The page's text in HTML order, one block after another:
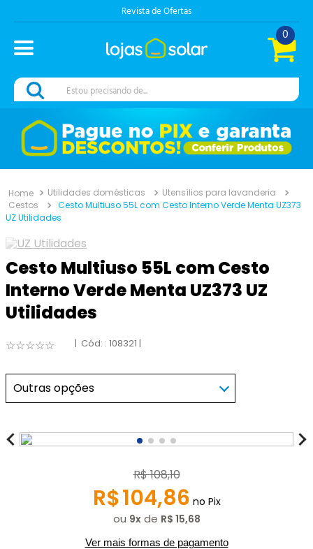
Revista de Ofertas
0
Estou precisando de...
Utilidades domésticas
Utensílios para lavanderia
Cestos
Cesto Multiuso 55L com Cesto Interno Verde Menta UZ373
UZ Utilidades
Cesto Multiuso 55L com Cesto
Interno Verde Menta UZ373 UZ
Utilidades
☆☆☆☆☆ : 108321
Outras opções
R$108,10
R$104,86 no Pix
ou 9 de R$ 15,68
Ver mais formas de pagamento